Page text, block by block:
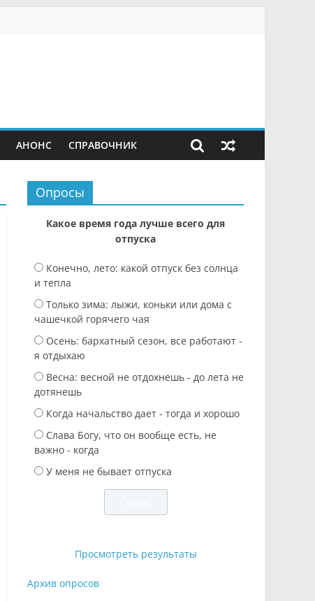
АНОНС СПРАВОЧНИК
Опросы
Какое время года лучше всего для
отпуска
Конечно, лето: какой отпуск без солнца
и тепла
Только зима: лыжи, коньки или дома с
чашечкой горячего чая
Осень: бархатный сезон, все работают -
я отдыхаю
Весна: весной не отдохнешь - до лета не
дотянешь
Когда начальство дает - тогда и хорошо
Слава Богу, что он вообще есть, не
важно - когда
У меня не бывает отпуска
Просмотреть результаты
Архив опросов